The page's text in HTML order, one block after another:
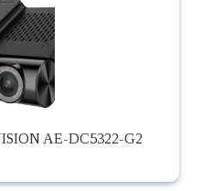
AE-DC5322-G2